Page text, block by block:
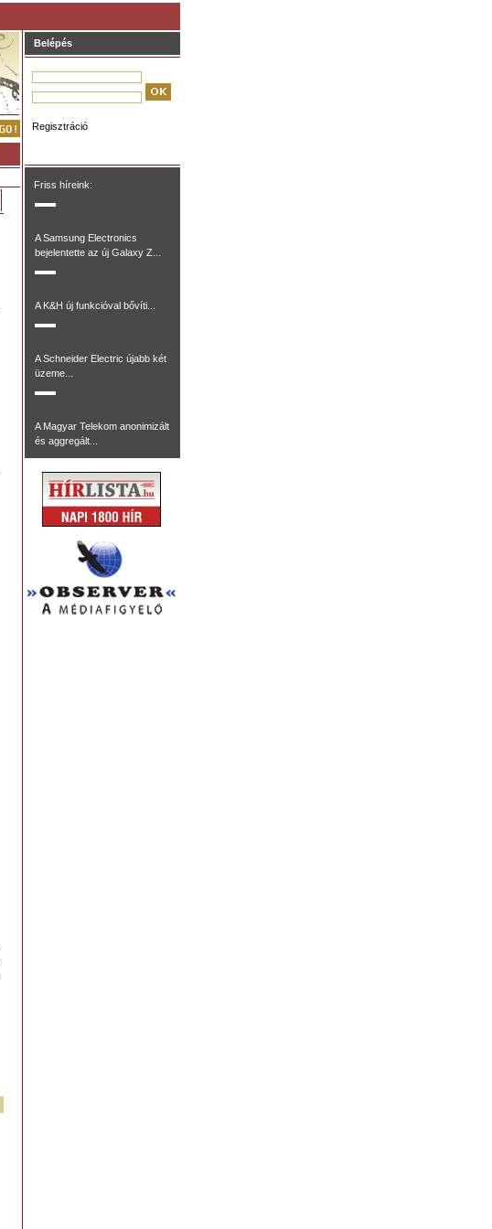
Belépés
Regisztráció
Friss híreink:
A Samsung Electronics
bejelentette az új Galaxy Z...
A K&H új funkcióval bővíti...
A Schneider Electric újabb két
üzeme...
A Magyar Telekom anonimizált
és aggregált...